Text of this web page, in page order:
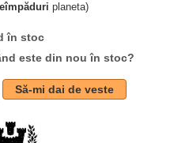
planeta)
în stoc
este din nou în stoc?
Să-mi dai de veste